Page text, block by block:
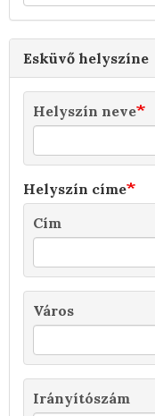
Esküvő helyszíne
Helyszín neve
Helyszín címe
Cím
Város
Irányítószám